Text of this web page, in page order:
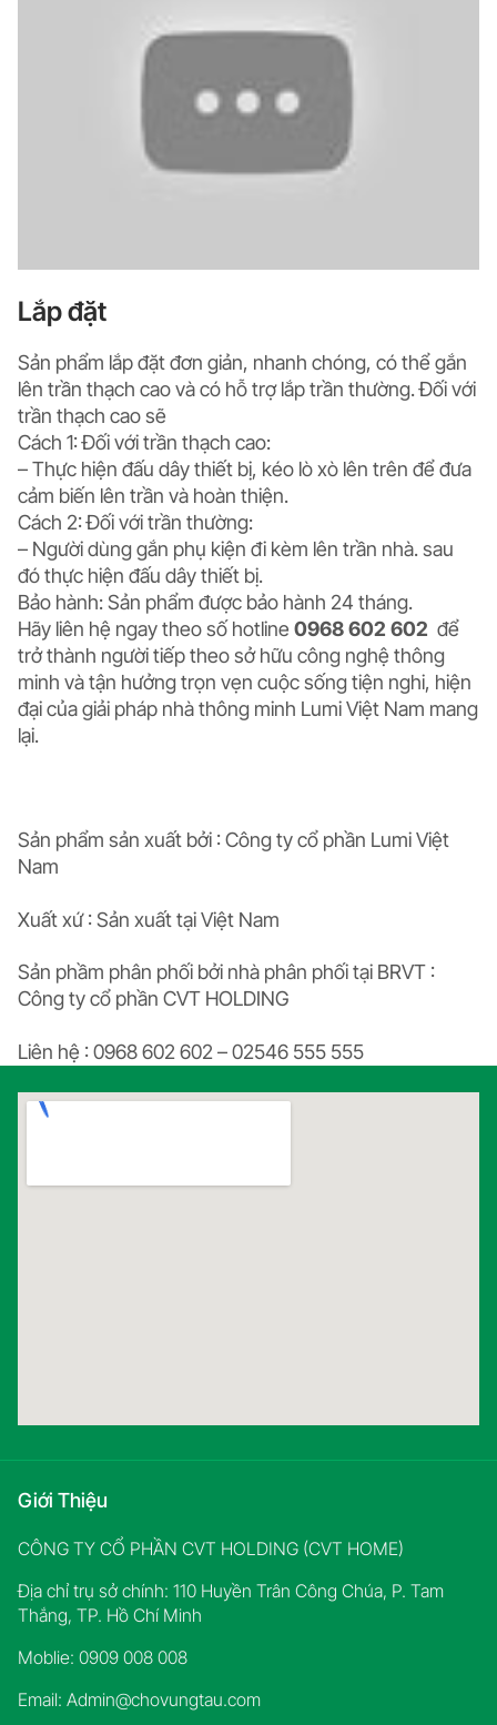
Lắp đặt
Sản phẩm lắp đặt đơn giản, nhanh chóng, có thể gắn
lên trần thạch cao và có hỗ trợ lắp trần thường. Đối với
trần thạch cao sẽ
Cách 1: Đối với trần thạch cao:
– Thực hiện đấu dây thiết bị, kéo lò xò lên trên để đưa
cảm biến lên trần và hoàn thiện.
Cách 2: Đối với trần thường:
– Người dùng gắn phụ kiện đi kèm lên trần nhà. sau
đó thực hiện đấu dây thiết bị.
Bảo hành: Sản phẩm được bảo hành 24 tháng.
Hãy liên hệ ngay theo số hotline 0968 602 602 để
trở thành người tiếp theo sở hữu công nghệ thông
minh và tận hưởng trọn vẹn cuộc sống tiện nghi, hiện
đại của giải pháp nhà thông minh Lumi Việt Nam mang
lại.
Sản phẩm sản xuất bởi : Công ty cổ phần Lumi Việt
Nam
Xuất xứ : Sản xuất tại Việt Nam
Sản phầm phân phối bởi nhà phân phối tại BRVT :
Công ty cổ phần CVT HOLDING
Liên hệ : 0968 602 602 – 02546 555 555
Giới Thiệu
CÔNG TY CỔ PHẦN CVT HOLDING (CVT HOME)
Địa chỉ trụ sở chính: 110 Huyền Trân Công Chúa, P. Tam
Thắng, TP. Hồ Chí Minh
Moblie: 0909 008 008
Email: Admin@chovungtau.com